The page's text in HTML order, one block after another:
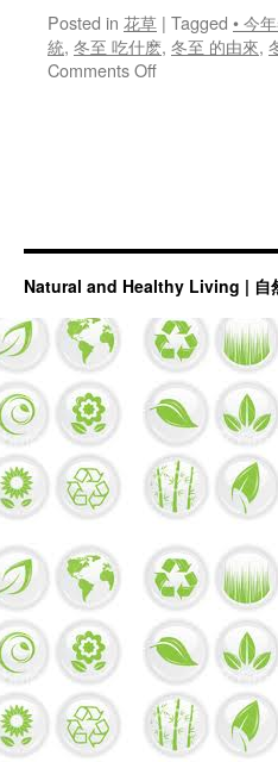
Posted in 花草 | Tagged • 今
統, 冬至 吃什麽, 冬至 的由來,
Comments Offon
人
智
融
入
現
代
生
活
–
Natural and Healthy Living | 自